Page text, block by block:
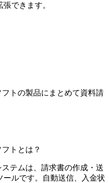
できます。
トの製品にまとめて資料請
トとは？
テムは、請求書の作成・送
ルです。自動送信、入金状